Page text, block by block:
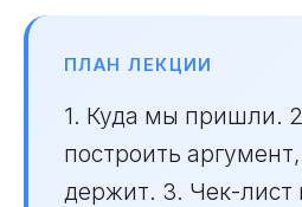
ПЛАН ЛЕКЦИИ
1. Куда мы пришли.
построить
держит. 3. Чек-лист